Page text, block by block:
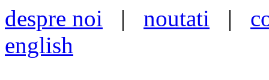
despre noi | noutati |
english